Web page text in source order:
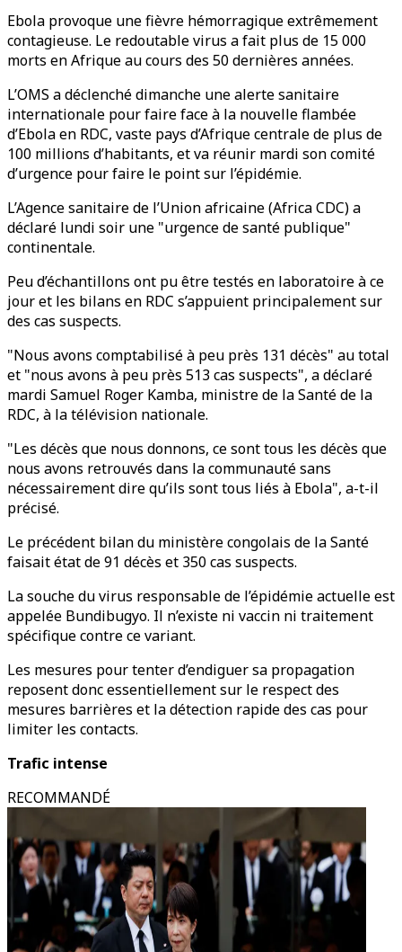
Ebola provoque une fièvre hémorragique extrêmement
contagieuse. Le redoutable virus a fait plus de 15 000
morts en Afrique au cours des 50 dernières années.
L’OMS a déclenché dimanche une alerte sanitaire
internationale pour faire face à la nouvelle flambée
d’Ebola en RDC, vaste pays d’Afrique centrale de plus de
100 millions d’habitants, et va réunir mardi son comité
d’urgence pour faire le point sur l’épidémie.
L’Agence sanitaire de l’Union africaine (Africa CDC) a
déclaré lundi soir une "urgence de santé publique"
continentale.
Peu d’échantillons ont pu être testés en laboratoire à ce
jour et les bilans en RDC s’appuient principalement sur
des cas suspects.
"Nous avons comptabilisé à peu près 131 décès" au total
et "nous avons à peu près 513 cas suspects", a déclaré
mardi Samuel Roger Kamba, ministre de la Santé de la
RDC, à la télévision nationale.
"Les décès que nous donnons, ce sont tous les décès que
nous avons retrouvés dans la communauté sans
nécessairement dire qu’ils sont tous liés à Ebola", a-t-il
précisé.
Le précédent bilan du ministère congolais de la Santé
faisait état de 91 décès et 350 cas suspects.
La souche du virus responsable de l’épidémie actuelle est
appelée Bundibugyo. Il n’existe ni vaccin ni traitement
spécifique contre ce variant.
Les mesures pour tenter d’endiguer sa propagation
reposent donc essentiellement sur le respect des
mesures barrières et la détection rapide des cas pour
limiter les contacts.
Trafic intense
RECOMMANDÉ